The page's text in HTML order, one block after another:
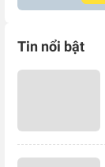
Tin nổi bật